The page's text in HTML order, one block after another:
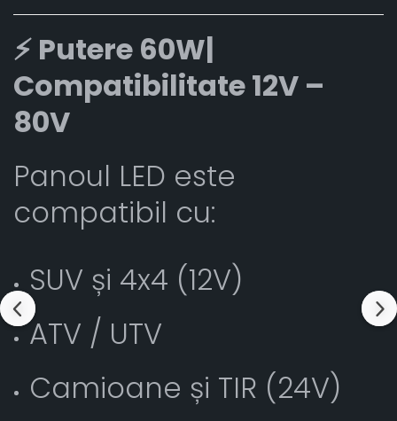
⚡ Putere 60W|
Compatibilitate 12V –
80V
Panoul LED este
compatibil cu:
SUV și 4x4 (12V)
ATV / UTV
Camioane și TIR (24V)